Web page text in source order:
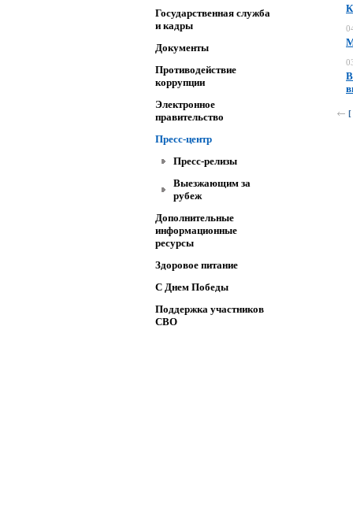
Государственная служба
и кадры
Документы
Противодействие
коррупции
Электронное
правительство
Пресс-центр
Пресс-релизы
Выезжающим за
рубеж
Дополнительные
информационные
ресурсы
Здоровое питание
C Днем Победы
Поддержка участников
СВО